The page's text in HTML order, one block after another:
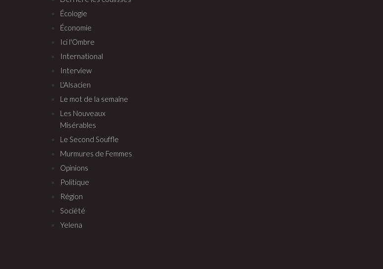
Écologie
Économie
Ici l'Ombre
International
Interview
L'Alsacien
Le mot de la semaine
Les Nouveaux
Misérables
Le Second Souffle
Murmures de Femmes
Opinions
Politique
Région
Société
Yelena